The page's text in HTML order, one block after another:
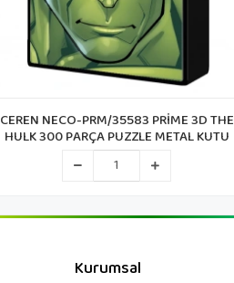
CEREN NECO-PRM/35583 PRİME 3D THE
HULK 300 PARÇA PUZZLE METAL KUTU
Kurumsal